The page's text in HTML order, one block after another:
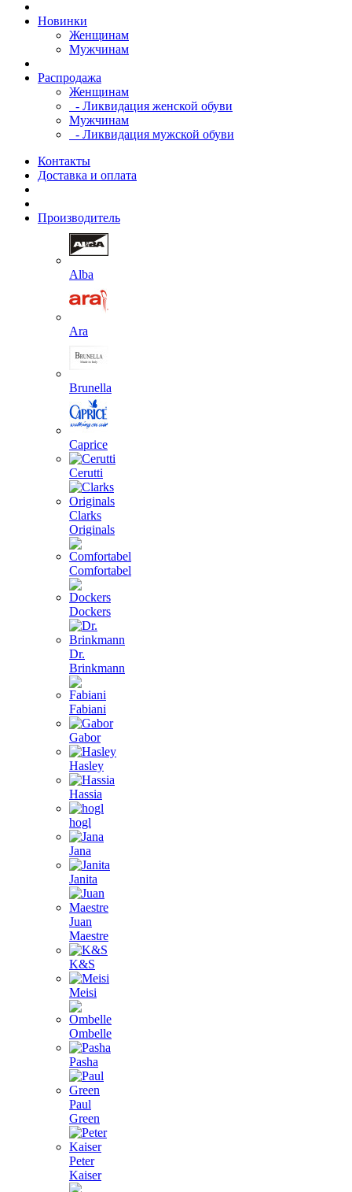
Новинки
Женщинам
Мужчинам
Распродажа
Женщинам
- Ликвидация женской обуви
Мужчинам
- Ликвидация мужской обуви
Контакты
Доставка и оплата
Производитель
Alba
Ara
Brunella
Caprice
Cerutti
Clarks
Originals
Comfortabel
Dockers
Dr.
Brinkmann
Fabiani
Gabor
Hasley
Hassia
hogl
Jana
Janita
Juan
Maestre
K&S
Meisi
Ombelle
Pasha
Paul
Green
Peter
Kaiser